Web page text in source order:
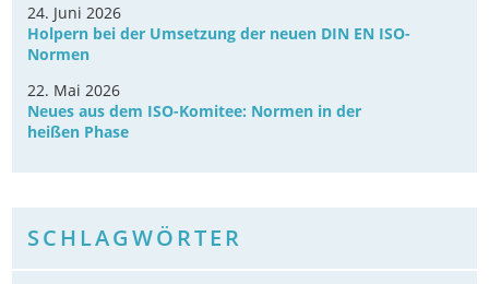
24. Juni 2026
Holpern bei der Umsetzung der neuen DIN EN ISO-
Normen
22. Mai 2026
Neues aus dem ISO-Komitee: Normen in der
heißen Phase
SCHLAGWÖRTER